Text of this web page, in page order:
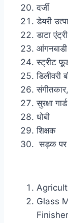
दर्जी
डेयरी
डाटा
आंगनबाडी
स्ट्रीट
डिलीवरी
सुरक्षा
धोबी
शिक्षक
सड़क पर
Glass